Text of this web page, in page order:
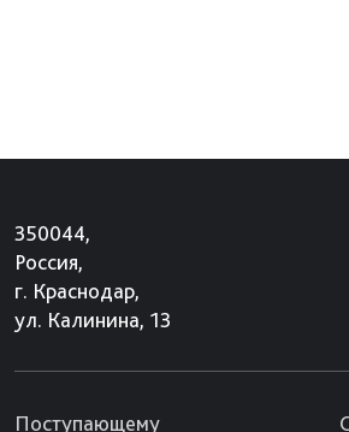
350044,
Россия,
г. Краснодар,
ул. Калинина, 13
Поступающему